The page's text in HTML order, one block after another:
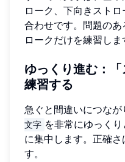
ローク、下向きスト
合わせです。問題の
ロークだけを練習しま
ゆっくり進む：
練習する
急ぐと間違いにつな
文字 を非常にゆっく
に集中します。正確
す。